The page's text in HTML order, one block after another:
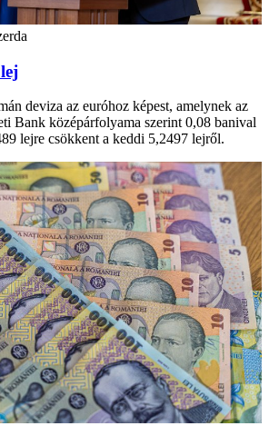
deviza az euróhoz képest, amelynek az
Bank középárfolyama szerint 0,08 banival
lejre csökkent a keddi 5,2497 lejről.